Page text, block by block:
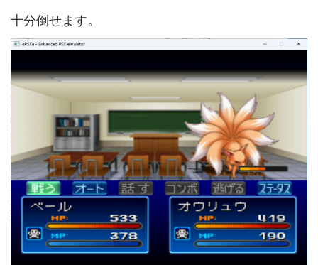
十分倒せます。